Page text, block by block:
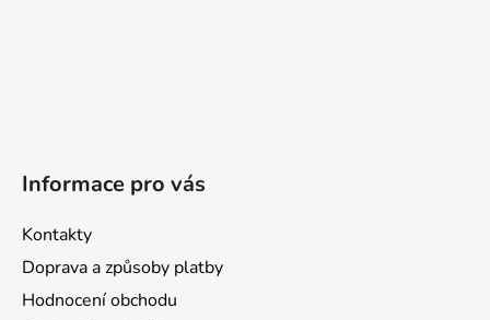
Informace pro vás
Kontakty
Doprava a způsoby platby
Hodnocení obchodu